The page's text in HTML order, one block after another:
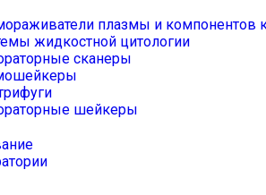
плазмы и компонентов
жидкостной цитологии
сканеры
шейкеры